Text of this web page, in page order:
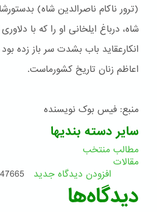
(ترور ناکام ناصرالدین شاه)
شاه، درباغ ایلخانی او را كه با
انكارعقاید باب بشدت سر باز زده
اعاظم زنان تاریخ كشورماست.
منبع: فیس بوک نویسنده
سایر دسته بندیها
مطالب منتخب
مقالات
افزودن دیدگاه جدید
47665 بازدید
دیدگاه‌ها